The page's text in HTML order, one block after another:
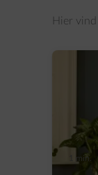
Hier
1 min.